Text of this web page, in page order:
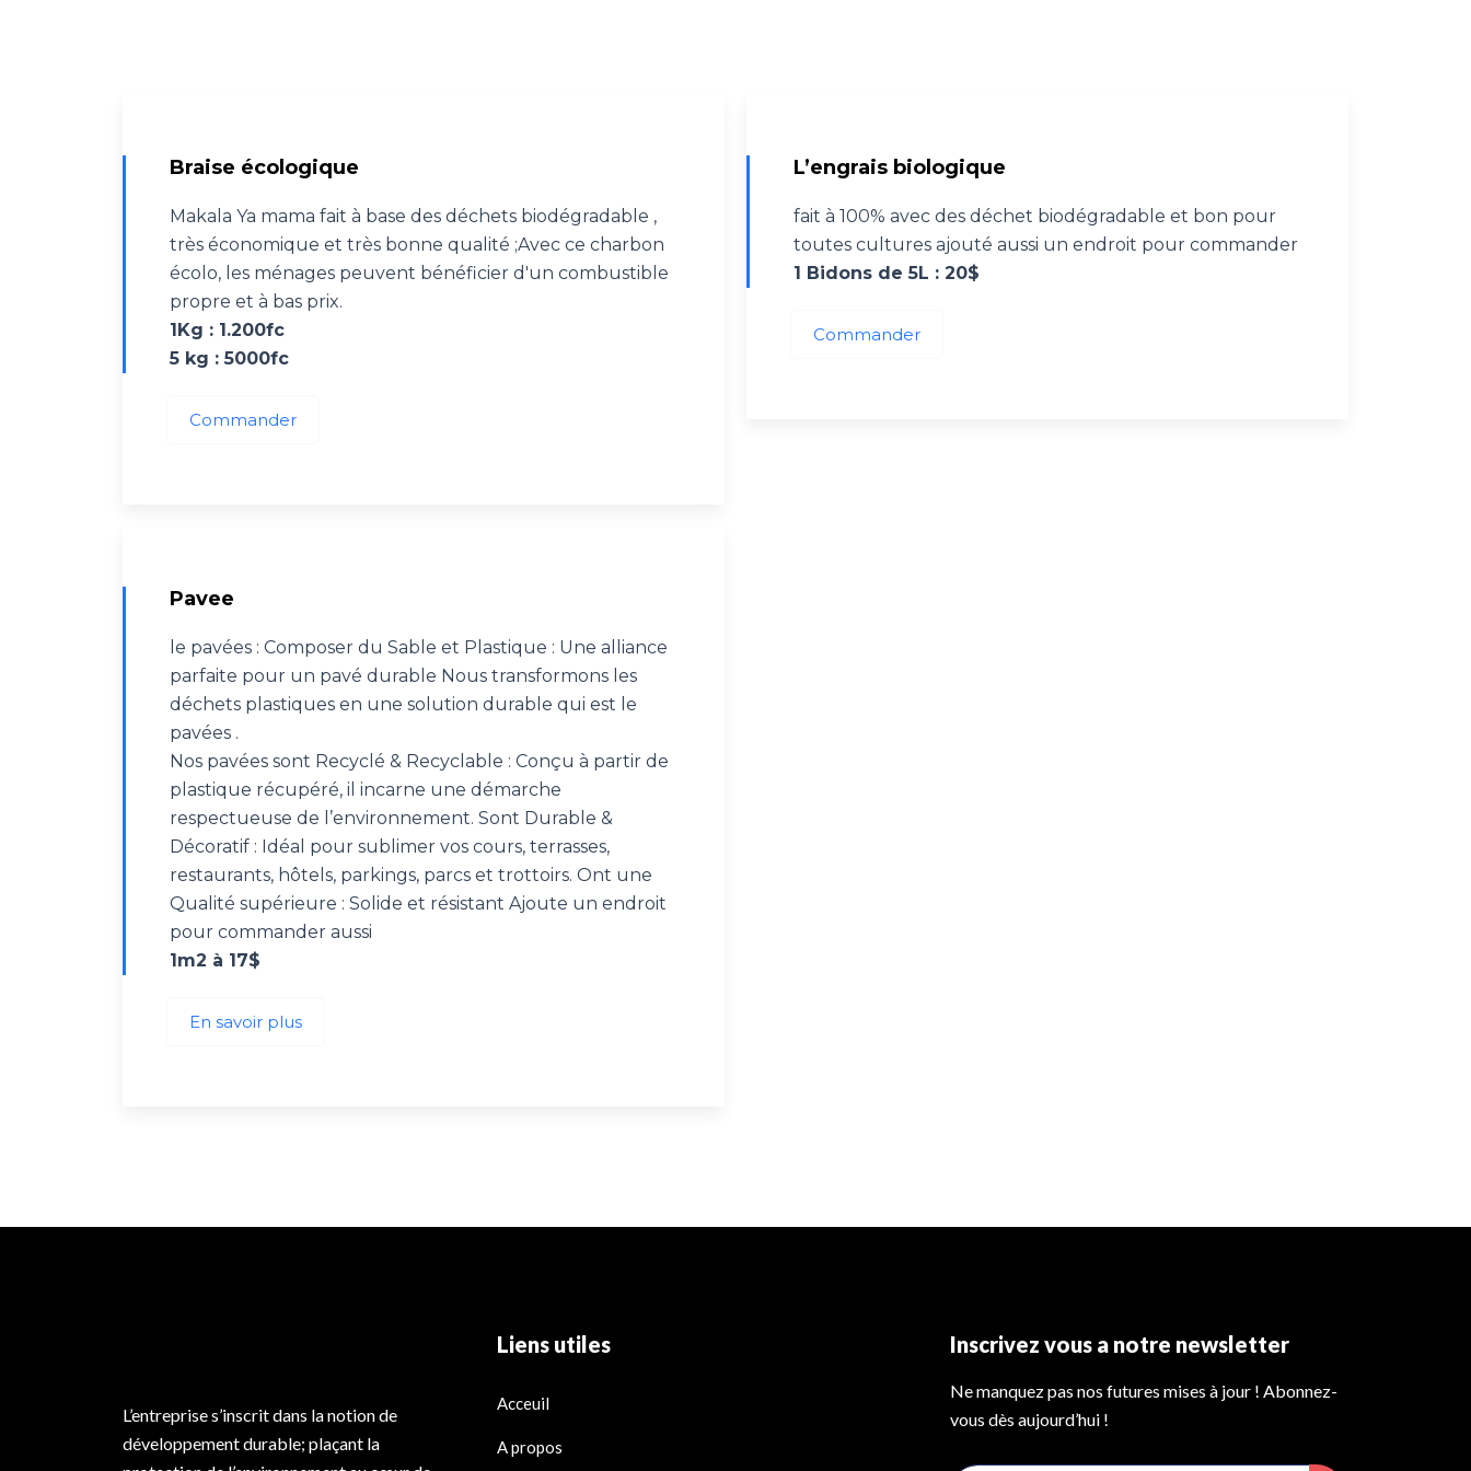
Braise écologique
Makala Ya mama fait à base des déchets biodégradable ,
très économique et très bonne qualité ;Avec ce charbon
écolo, les ménages peuvent bénéficier d'un combustible
propre et à bas prix.
1Kg : 1.200fc
5 kg : 5000fc
Commander
L’engrais biologique
fait à 100% avec des déchet biodégradable et bon pour
toutes cultures ajouté aussi un endroit pour commander
1 Bidons de 5L : 20$
Commander
Pavee
le pavées : Composer du Sable et Plastique : Une alliance
parfaite pour un pavé durable Nous transformons les
déchets plastiques en une solution durable qui est le
pavées .
Nos pavées sont Recyclé & Recyclable : Conçu à partir de
plastique récupéré, il incarne une démarche
respectueuse de l’environnement. Sont Durable &
Décoratif : Idéal pour sublimer vos cours, terrasses,
restaurants, hôtels, parkings, parcs et trottoirs. Ont une
Qualité supérieure : Solide et résistant Ajoute un endroit
pour commander aussi
1m2 à 17$
En savoir plus
L’entreprise s’inscrit dans la notion de
développement durable; plaçant la
Liens utiles
Acceuil
A propos
Inscrivez vous a notre newsletter
Ne manquez pas nos futures mises à jour ! Abonnez-
vous dès aujourd’hui !